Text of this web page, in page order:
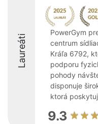
Laureáti
PowerGym
centrum
Kráľa 6792,
podporu
pohody
disponuje
ktorá
9.3